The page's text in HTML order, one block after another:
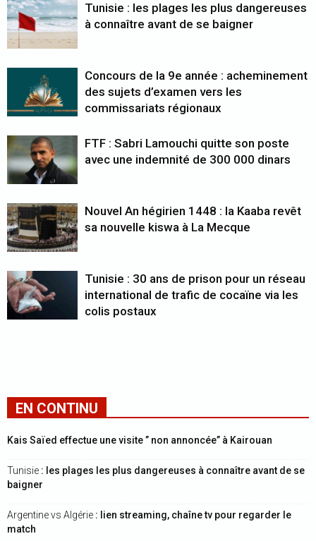
Tunisie : les plages les plus dangereuses
à connaître avant de se baigner
Concours de la 9e année : acheminement
des sujets d’examen vers les
commissariats régionaux
FTF : Sabri Lamouchi quitte son poste
avec une indemnité de 300 000 dinars
Nouvel An hégirien 1448 : la Kaaba revêt
sa nouvelle kiswa à La Mecque
Tunisie : 30 ans de prison pour un réseau
international de trafic de cocaïne via les
colis postaux
EN CONTINU
Kais Saïed effectue une visite ” non annoncée” à Kairouan
Tunisie : les plages les plus dangereuses à connaître avant de se
baigner
Argentine vs Algérie : lien streaming, chaîne tv pour regarder le
match